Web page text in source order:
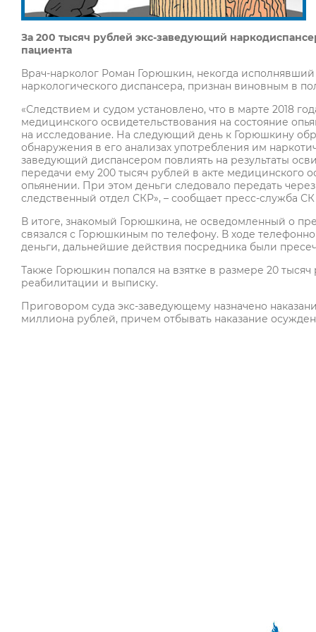
За 200 тысяч рублей экс-заведующий
пациента
Врач-нарколог Роман Горюшкин, некогда
наркологического диспансера, признан виновным в
«Следствием и судом установлено, что в марте 2018
медицинского освидетельствования на состояние
на исследование. На следующий день к Горюшкину
обнаружения в его анализах употребления им
заведующий диспансером повлиять на результаты
передачи ему 200 тысяч рублей в акте медицинского
опьянении. При этом деньги следовало передать
следственный отдел СКР», – сообщает пресс-служба
В итоге, знакомый Горюшкина, не осведомленный о
связался с Горюшкиным по телефону. В ходе
деньги, дальнейшие действия посредника были
Также Горюшкин попался на взятке в размере 20
реабилитации и выписку.
Приговором суда экс-заведующему назначено
миллиона рублей, причем отбывать наказание